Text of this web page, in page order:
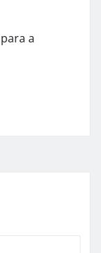
a